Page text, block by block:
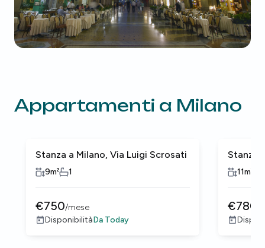
Appartamenti a Milano
Stanza a Milano, Via Luigi Scrosati
9m² 1
€750/mese
DisponibilitàDa Today
Stanza
11m²
€780